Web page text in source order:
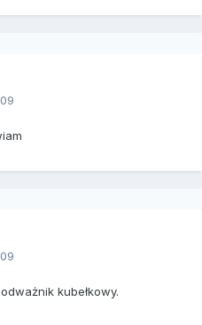
kubełkowy.